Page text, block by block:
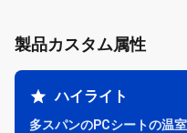
製品カスタム属性
ハイライト
多スパンのPCシートの温室